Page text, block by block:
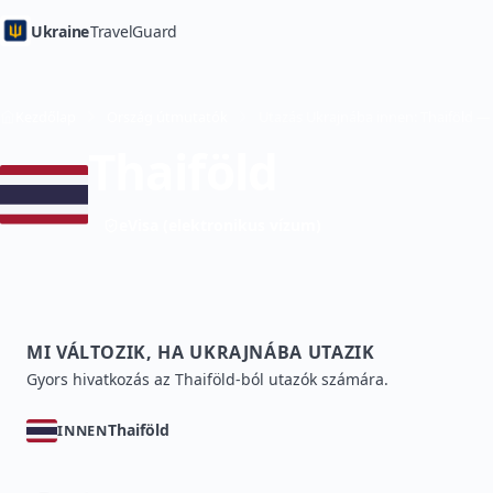
UkraineTravelGuard
MI VÁLTOZIK, HA UKRAJNÁBA UTAZIK
Gyors hivatkozás az Thaiföld-ból utazók számára.
INNENThaiföld